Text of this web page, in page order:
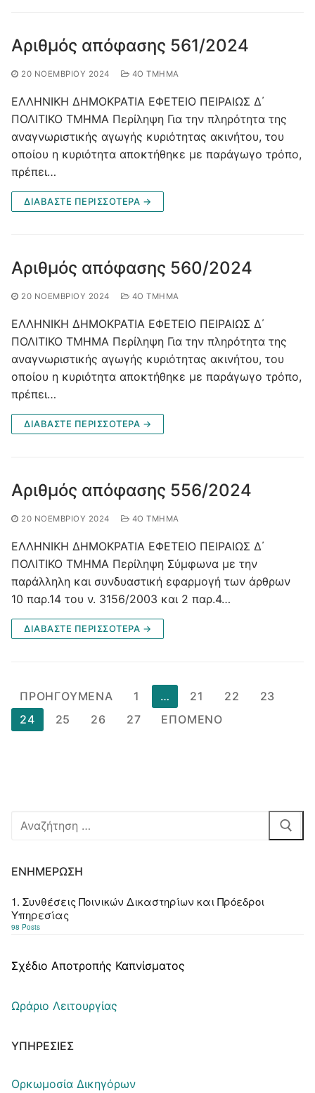
Αριθμός απόφασης 561/2024
20 ΝΟΕΜΒΡΊΟΥ 2024 4O ΤΜΉΜΑ
ΕΛΛΗΝΙΚΗ ΔΗΜΟΚΡΑΤΙΑ ΕΦΕΤΕΙΟ ΠΕΙΡΑΙΩΣ Δ΄
ΠΟΛΙΤΙΚΟ ΤΜΗΜΑ Περίληψη Για την πληρότητα της
αναγνωριστικής αγωγής κυριότητας ακινήτου, του
οποίου η κυριότητα αποκτήθηκε με παράγωγο τρόπο,
πρέπει…
ΔΙΑΒΑΣΤΕ ΠΕΡΙΣΣΟΤΕΡΑ →
Αριθμός απόφασης 560/2024
20 ΝΟΕΜΒΡΊΟΥ 2024 4O ΤΜΉΜΑ
ΕΛΛΗΝΙΚΗ ΔΗΜΟΚΡΑΤΙΑ ΕΦΕΤΕΙΟ ΠΕΙΡΑΙΩΣ Δ΄
ΠΟΛΙΤΙΚΟ ΤΜΗΜΑ Περίληψη Για την πληρότητα της
αναγνωριστικής αγωγής κυριότητας ακινήτου, του
οποίου η κυριότητα αποκτήθηκε με παράγωγο τρόπο,
πρέπει…
ΔΙΑΒΑΣΤΕ ΠΕΡΙΣΣΟΤΕΡΑ →
Αριθμός απόφασης 556/2024
20 ΝΟΕΜΒΡΊΟΥ 2024 4O ΤΜΉΜΑ
ΕΛΛΗΝΙΚΗ ΔΗΜΟΚΡΑΤΙΑ ΕΦΕΤΕΙΟ ΠΕΙΡΑΙΩΣ Δ΄
ΠΟΛΙΤΙΚΟ ΤΜΗΜΑ Περίληψη Σύμφωνα με την
παράλληλη και συνδυαστική εφαρμογή των άρθρων
10 παρ.14 του ν. 3156/2003 και 2 παρ.4…
ΔΙΑΒΑΣΤΕ ΠΕΡΙΣΣΟΤΕΡΑ →
Σελιδοποίηση
άρθρων
ΠΡΟΗΓΟΎΜΕΝΑ 1 … 21 22
23
24
25 26 27 ΕΠΌΜΕΝΟ
Αναζήτηση
ΕΝΗΜΈΡΩΣΗ
1. Συνθέσεις Ποινικών Δικαστηρίων και Πρόεδροι
Υπηρεσίας
98 Posts
Σχέδιο Αποτροπής Καπνίσματος
Ωράριο Λειτουργίας
ΥΠΗΡΕΣΊΕΣ
Ορκωμοσία Δικηγόρων